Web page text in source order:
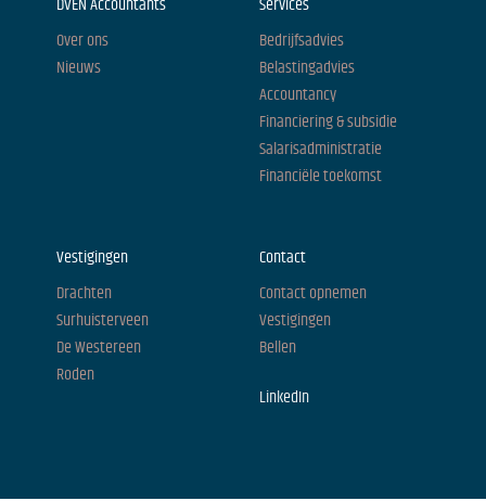
Over ons
Nieuws
Bedrijfsadvies
Belastingadvies
Accountancy
Financiering & subsidie
Salarisadministratie
Financiële toekomst
Vestigingen
Drachten
Surhuisterveen
De Westereen
Roden
Contact
Contact opnemen
Vestigingen
Bellen
LinkedIn